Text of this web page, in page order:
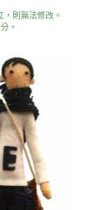
則無法修改。
。